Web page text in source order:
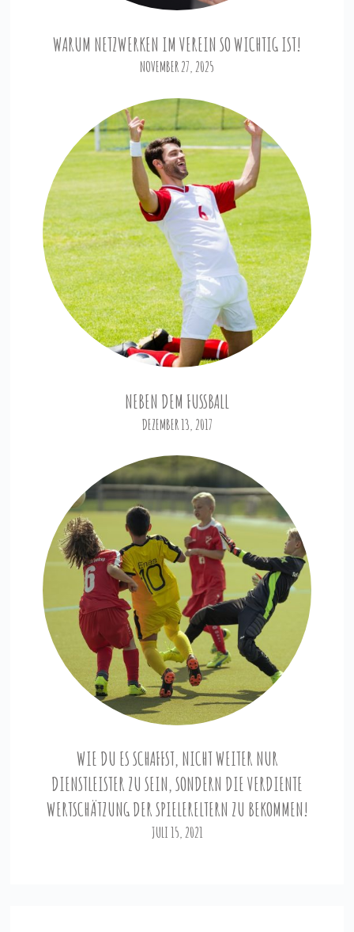
WARUM NETZWERKEN IM VEREIN SO WICHTIG IST!
NOVEMBER 27, 2025
NEBEN DEM FUSSBALL
DEZEMBER 13, 2017
WIE DU ES SCHAFFST, NICHT WEITER NUR
DIENSTLEISTER ZU SEIN, SONDERN DIE VERDIENTE
WERTSCHÄTZUNG DER SPIELERELTERN ZU BEKOMMEN!
JULI 15, 2021